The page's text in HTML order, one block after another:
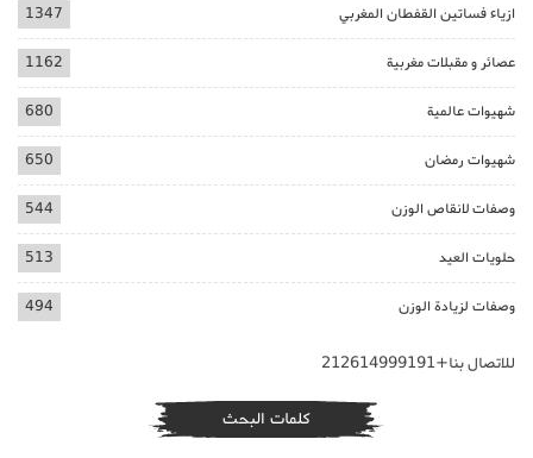
ازياء فساتين القفطان المغربي 1347
عصائر و مقبلات مغربية 1162
شهيوات عالمية 680
شهيوات رمضان 650
وصفات لانقاص الوزن 544
حلويات العيد 513
وصفات لزيادة الوزن 494
للاتصال بنا+212614999191
كلمات البحث